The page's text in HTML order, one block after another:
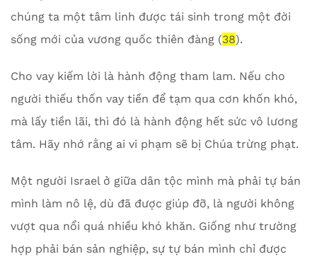
chúng ta một tâm linh được tái sinh trong một đời
sống mới của vương quốc thiên đàng (38).
Cho vay kiếm lời là hành động tham lam. Nếu cho
người thiếu thốn vay tiền để tạm qua cơn khốn khó,
mà lấy tiền lãi, thì đó là hành động hết sức vô lương
tâm. Hãy nhớ rằng ai vi phạm sẽ bị Chúa trừng phạt.
Một người Israel ở giữa dân tộc mình mà phải tự bán
mình làm nô lệ, dù đã được giúp đỡ, là người không
vượt qua nổi quá nhiều khó khăn. Giống như trường
hợp phải bán sản nghiệp, sự tự bán mình chỉ được